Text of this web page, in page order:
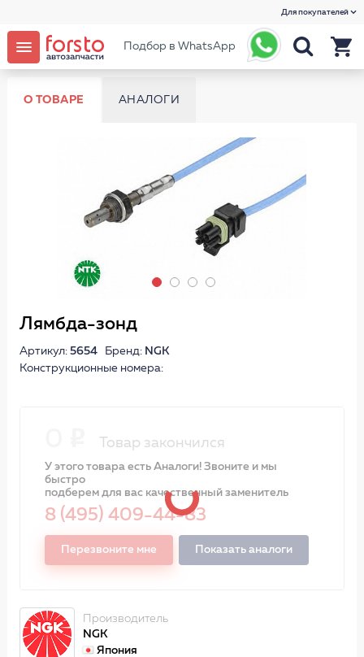
Для покупателей
Подбор в WhatsApp
О ТОВАРЕ АНАЛОГИ
Лямбда-зонд
Артикул: 5654Бренд: NGK
Конструкционные номера:
Товар закончился
У этого товара есть Аналоги! Звоните и мы
быстро
подберем для вас качественный заменитель
8 (495) 409-44-83
Перезвоните мне Показать аналоги
Производитель
NGK
Япония